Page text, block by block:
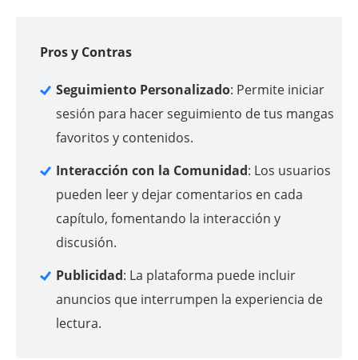
Pros y Contras
Seguimiento Personalizado: Permite iniciar
sesión para hacer seguimiento de tus mangas
favoritos y contenidos.
Interacción con la Comunidad: Los usuarios
pueden leer y dejar comentarios en cada
capítulo, fomentando la interacción y
discusión.
Publicidad: La plataforma puede incluir
anuncios que interrumpen la experiencia de
lectura.